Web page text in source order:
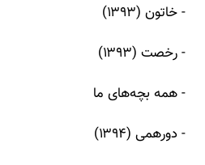
- خاتون (۱۳۹۳)
- رخصت (۱۳۹۳)
- همه بچه‌های ما
- دورهمی (۱۳۹۴)